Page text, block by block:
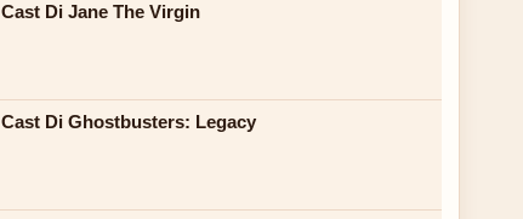
Cast Di Jane The Virgin
Cast Di Ghostbusters: Legacy